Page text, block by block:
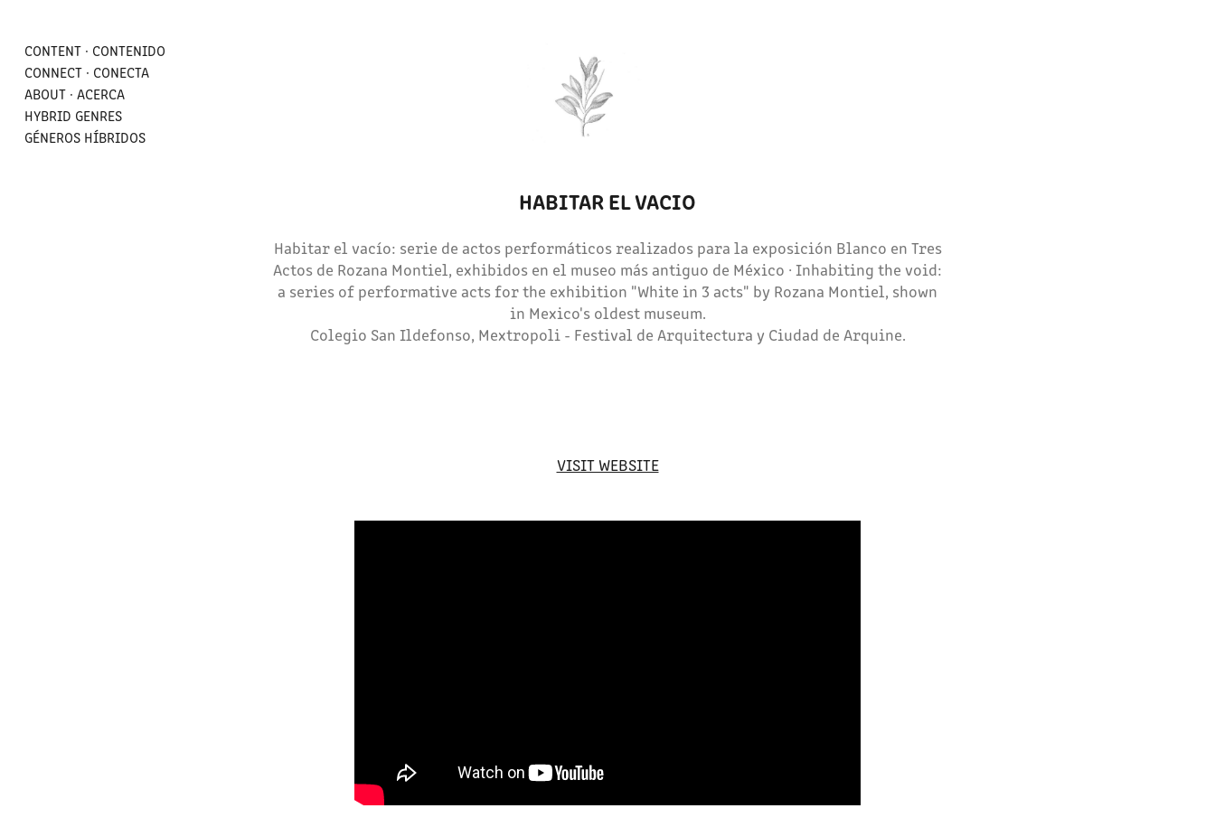
CONTENT · CONTENIDO
CONNECT · CONECTA
ABOUT · ACERCA
HYBRID GENRES
GÉNEROS HÍBRIDOS
HABITAR EL VACIO
Habitar el vacío: serie de actos performáticos realizados para la exposición Blanco en Tres
Actos de Rozana Montiel, exhibidos en el museo más antiguo de México · Inhabiting the void:
a series of performative acts for the exhibition "White in 3 acts" by Rozana Montiel, shown
in Mexico's oldest museum.
Colegio San Ildefonso, Mextropoli - Festival de Arquitectura y Ciudad de Arquine.
VISIT WEBSITE